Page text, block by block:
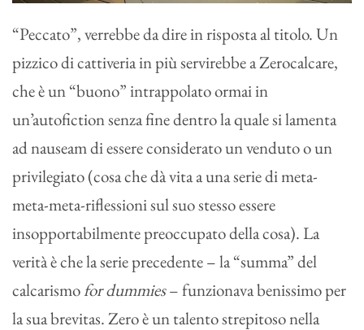
“Peccato”, verrebbe da dire in risposta al titolo. Un
pizzico di cattiveria in più servirebbe a Zerocalcare,
che è un “buono” intrappolato ormai in
un’autofiction senza fine dentro la quale si lamenta
ad nauseam di essere considerato un venduto o un
privilegiato (cosa che dà vita a una serie di meta-
meta-meta-riflessioni sul suo stesso essere
insopportabilmente preoccupato della cosa). La
verità è che la serie precedente – la “summa” del
calcarismofor dummies– funzionava benissimo per
la sua brevitas. Zero è un talento strepitoso nella